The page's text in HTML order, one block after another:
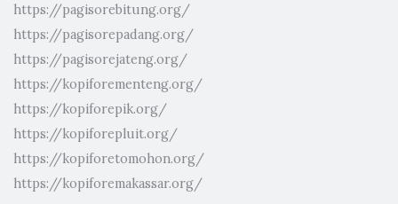
https://pagisorebitung.org/
https://pagisorepadang.org/
https://pagisorejateng.org/
https://kopiforementeng.org/
https://kopiforepik.org/
https://kopiforepluit.org/
https://kopiforetomohon.org/
https://kopiforemakassar.org/